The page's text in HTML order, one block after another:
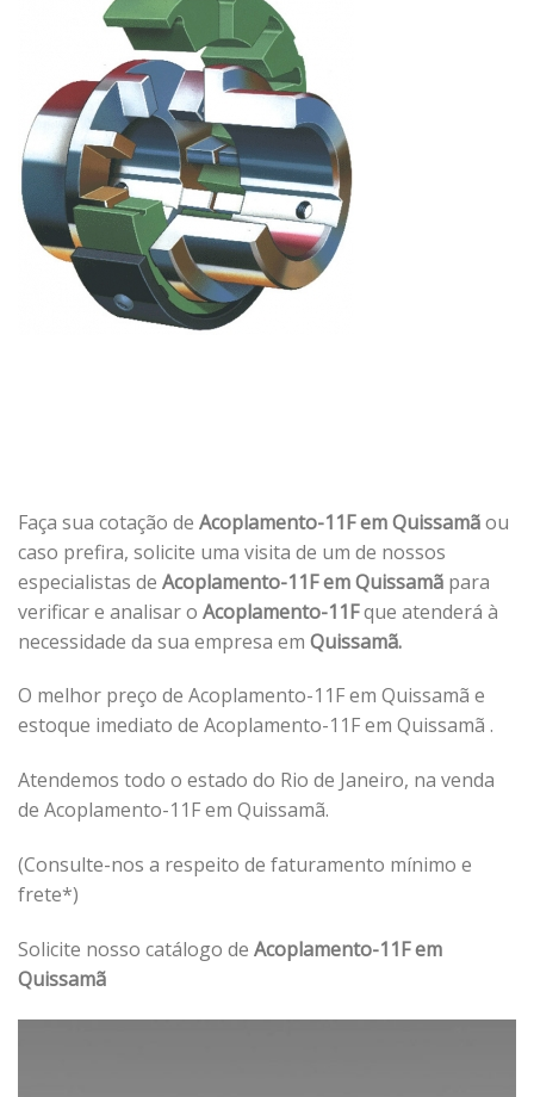
Faça sua cotação de Acoplamento-11F em Quissamãou
caso prefira, solicite uma visita de um de nossos
especialistas de Acoplamento-11F em Quissamã para
verificar e analisar o Acoplamento-11Fque atenderá à
necessidade da sua empresa em Quissamã.
O melhor preço de Acoplamento-11F em Quissamã e
estoque imediato de Acoplamento-11F em Quissamã .
Atendemos todo o estado do Rio de Janeiro, na venda
de Acoplamento-11F em Quissamã.
(Consulte-nos a respeito de faturamento mínimo e
frete*)
Solicite nosso catálogo de Acoplamento-11F em
Quissamã